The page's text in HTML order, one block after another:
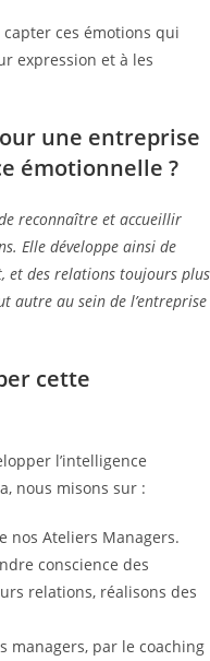
ces émotions qui
expression et à les
une entreprise
émotionnelle ?
reconnaître et accueillir
Elle développe ainsi de
et des relations toujours plus
autre au sein de l’entreprise
cette
l’intelligence
nous misons sur :
nos Ateliers Managers.
conscience des
relations, réalisons des
managers, par le coaching